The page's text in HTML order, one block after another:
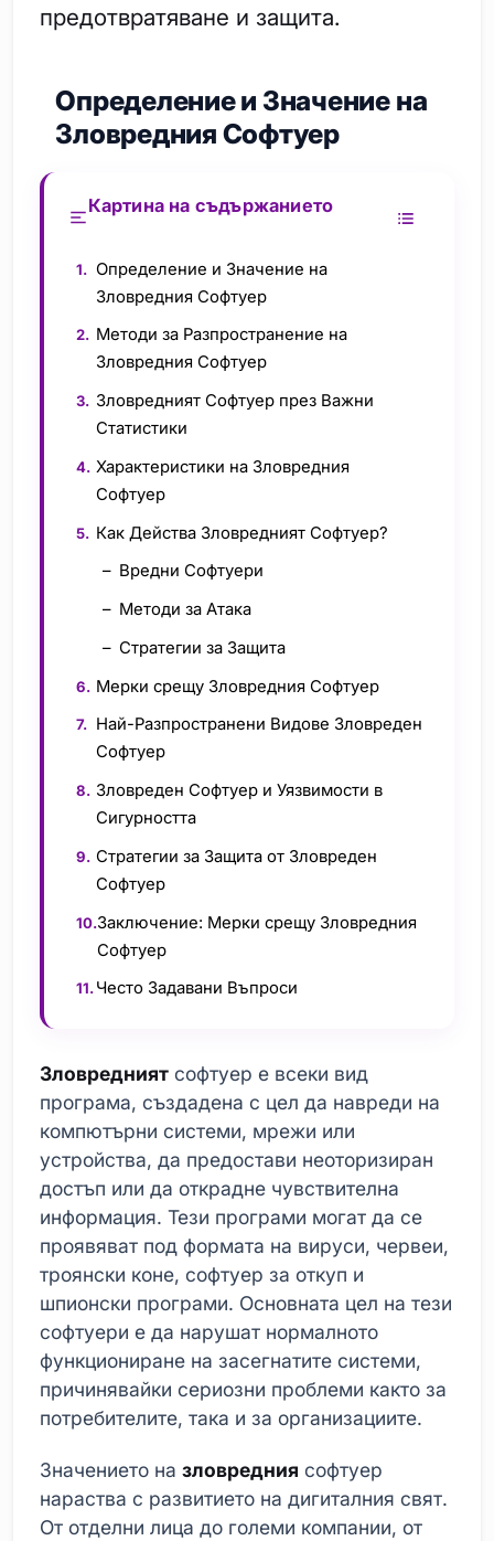
предотвратяване и защита.
Определение и Значение на
Зловредния Софтуер
Картина на съдържанието
Определение и Значение на
Зловредния Софтуер
Методи за Разпространение на
Зловредния Софтуер
Зловредният Софтуер през Важни
Статистики
Характеристики на Зловредния
Софтуер
Как Действа Зловредният Софтуер?
Вредни Софтуери
Методи за Атака
Стратегии за Защита
Мерки срещу Зловредния Софтуер
Най-Разпространени Видове Зловреден
Софтуер
Зловреден Софтуер и Уязвимости в
Сигурността
Стратегии за Защита от Зловреден
Софтуер
Заключение: Мерки срещу Зловредния
Софтуер
Често Задавани Въпроси
Зловредният софтуер е всеки вид
програма, създадена с цел да навреди на
компютърни системи, мрежи или
устройства, да предостави неоторизиран
достъп или да открадне чувствителна
информация. Тези програми могат да се
проявяват под формата на вируси, червеи,
троянски коне, софтуер за откуп и
шпионски програми. Основната цел на тези
софтуери е да нарушат нормалното
функциониране на засегнатите системи,
причинявайки сериозни проблеми както за
потребителите, така и за организациите.
Значението на зловредния софтуер
нараства с развитието на дигиталния свят.
От отделни лица до големи компании, от